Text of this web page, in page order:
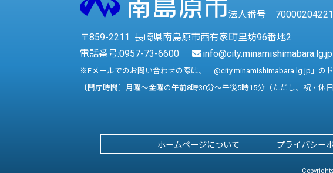
法人番号
〒859-2211 長崎県南島原市西有家町里坊96番地2
電話番号:0957-73-6600 info@city.minamishimabara.lg.jp
※Eメールでのお問い合わせの際は、「@city.minamishimabara.lg.jp」の
〔開庁時間〕月曜～金曜の午前8時30分～午後5時15分（ただし、祝・休
ホームページについて プライバシー